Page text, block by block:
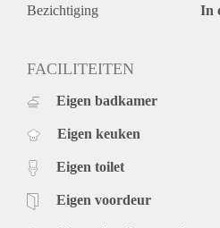
Bezichtiging In
FACILITEITEN
Eigen badkamer
Eigen keuken
Eigen toilet
Eigen voordeur